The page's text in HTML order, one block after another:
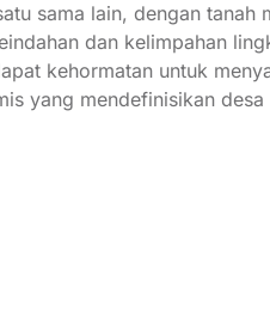
sama lain, dengan tanah
dan kelimpahan
kehormatan untuk
yang mendefinisikan desa